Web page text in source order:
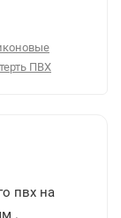
ПВХ
пвх на
.